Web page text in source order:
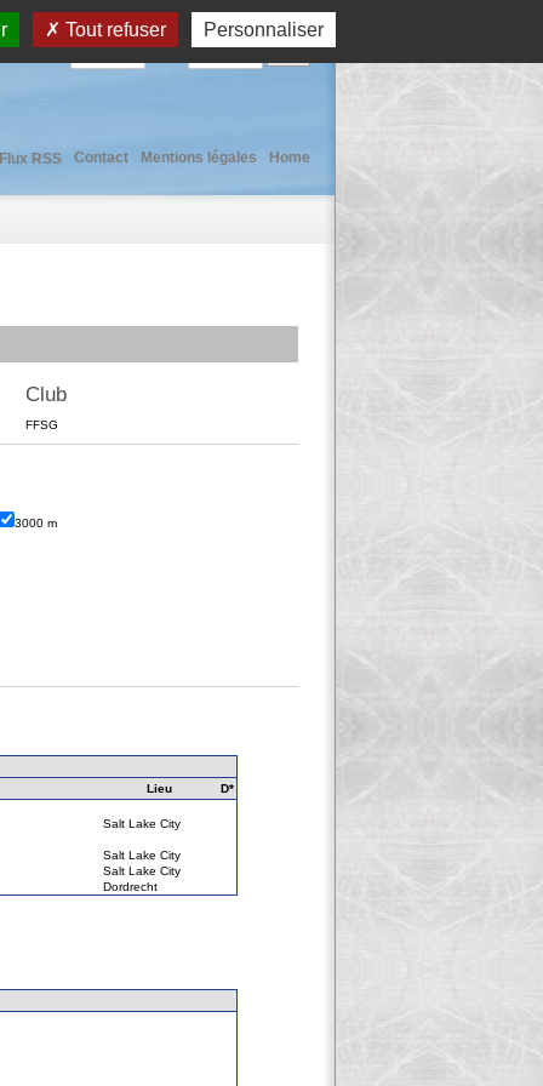
Tout refuser Personnaliser
Home
Mentions légales
Contact
Flux RSS
Club
FFSG
3000 m
Lieu D*
Salt Lake City
Salt Lake City
Salt Lake City
Dordrecht